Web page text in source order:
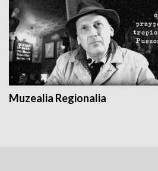
Muzealia Regionalia